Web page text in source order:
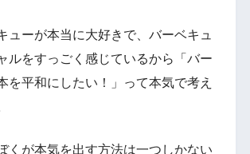
ューが本当に大好きで、バーベキュ
ルをすっごく感じているから「バー
を平和にしたい！」って本気で考え
くが本気を出す方法は一つしかない